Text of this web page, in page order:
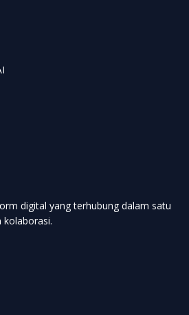
digital yang terhubung dalam satu